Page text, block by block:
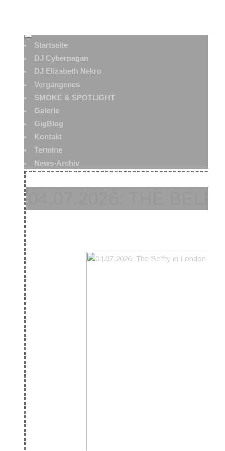
Startseite
DJ Cyberpagan
DJ Elizabeth Nekro
Vergangenes
SMOKE & SPOTLIGHT
Galerie
GigBlog
Kontakt
Termine
News-Archiv